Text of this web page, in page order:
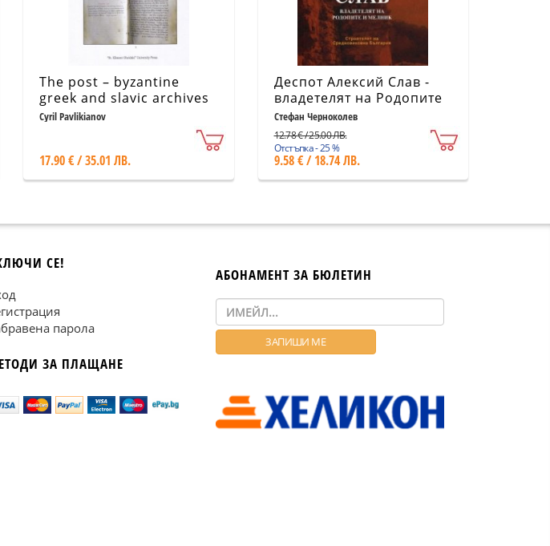
The post – byzantine
greek and slavic archives
of the Athonite
history according to the
so – called legend ( Logos
Cyril Pavlikianov
17.90 € / 35.01 ЛВ.
Деспот Алексий Слав -
владетелят на Родопите
и Мелник
Стефан Черноколев
12.78 € / 25.00 ЛВ.
Отстъпка - 25 %
9.58 € / 18.74 ЛВ.
СЕ!
парола
ЗА ПЛАЩАНЕ
АБОНАМЕНТ ЗА БЮЛЕТИН